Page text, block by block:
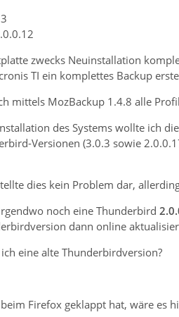
zwecks Neuinstallation
TI ein komplettes Backup
mittels MozBackup 1.4.8 alle
des Systems wollte ich
Versionen (3.0.3 sowie
dies kein Problem dar,
noch eine Thunderbird
dann online
eine alte Thunderbirdversion?
Firefox geklappt hat, wäre es